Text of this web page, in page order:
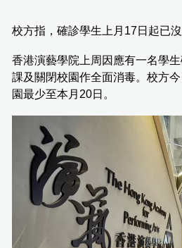
校方指，確診學生上月17日起已沒
香港演藝學院上周因應有一名學
課及關閉校園作全面消毒。校方
園最少至本月20日。